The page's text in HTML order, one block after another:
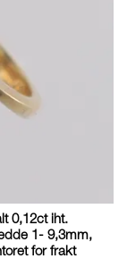
0,12ct iht.
1- 9,3mm,
for frakt